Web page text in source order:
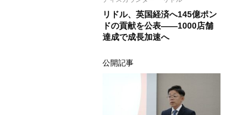
リドル、英国経済へ145億ポン
ドの貢献を公表——1000店舗
達成で成長加速へ
公開記事